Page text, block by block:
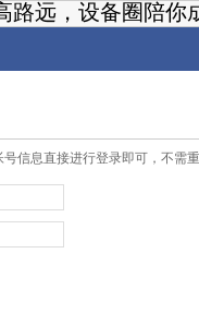
路远，设备圈陪你
信息直接进行登录即可，不需